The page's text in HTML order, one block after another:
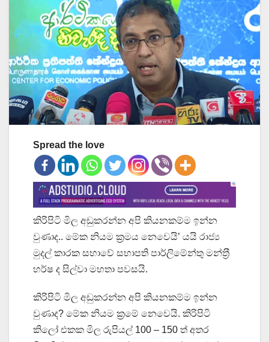
Spread the love
කිරිපිටි මිල අඩුකරන්න අපි කියනකම්ම ඉන්න
වුණාද.. මේක නියම ක්‍රමය නෙවෙයි’ යයි රාජ්‍ය
මුදල් කාරක සභාවේ සභාපති පාර්ලිමේන්තු මන්ත‍්‍රී
හර්ෂ ද සිල්වා මහතා පවසයි.
කිරිපිටි මිල අඩුකරන්න අපි කියනකම්ම ඉන්න
වුණාද? මේක නියම ක්‍රමේ නෙවෙයි. කිරිපිටි
කිලෝ එකක මිල රුපියල් 100 – 150 ත් අතර